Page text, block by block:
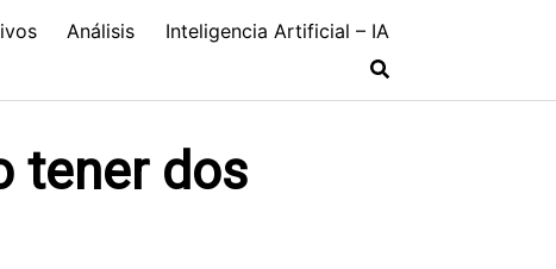
Análisis Inteligencia Artificial – IA
tener dos